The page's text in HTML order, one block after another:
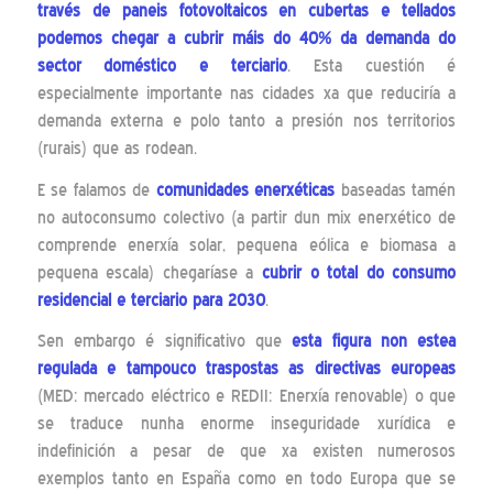
través de paneis fotovoltaicos en cubertas e tellados
podemos chegar a cubrir máis do 40% da demanda do
sector doméstico e terciario. Esta cuestión é
especialmente importante nas cidades xa que reduciría a
demanda externa e polo tanto a presión nos territorios
(rurais) que as rodean.
E se falamos de comunidades enerxéticas baseadas tamén
no autoconsumo colectivo (a partir dun mix enerxético de
comprende enerxía solar, pequena eólica e biomasa a
pequena escala) chegaríase a cubrir o total do consumo
residencial e terciario para 2030.
Sen embargo é significativo queesta figura non estea
regulada e tampouco traspostas as directivas europeas
(MED: mercado eléctrico e REDII: Enerxía renovable) o que
se traduce nunha enorme inseguridade xurídica e
indefinición a pesar de que xa existen numerosos
exemplos tanto en España como en todo Europa que se